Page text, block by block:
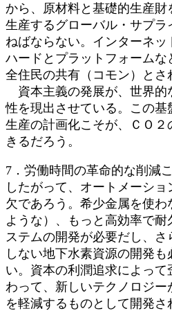
から、原材料と基礎的生産財
生産するグローバル・サプ
ねばならない。インターネ
ハードとプラットフォーム
全住民の共有（コモン）とさ
資本主義の発展が、世界的
性を現出させている。この
生産の計画化こそが、ＣＯ
きるだろう。
7．労働時間の革命的な削減
したがって、オートメーシ
欠であろう。希少金属を使
ような）、もっと高効率で
ステムの開発が必要だし、
しない地下水素資源の開発
い。資本の利潤追求によっ
わって、新しいテクノロジ
を軽減するものとして開発